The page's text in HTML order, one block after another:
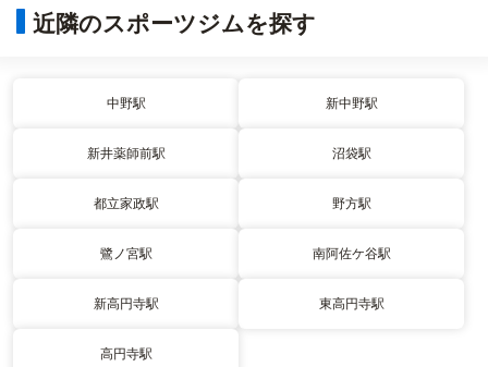
近隣のスポーツジムを探す
中野駅 新中野駅
新井薬師前駅 沼袋駅
都立家政駅 野方駅
鷺ノ宮駅 南阿佐ケ谷駅
新高円寺駅 東高円寺駅
高円寺駅